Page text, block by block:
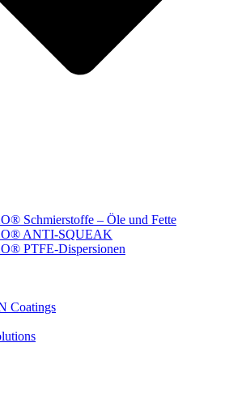
Schmierstoffe – Öle und Fette
ANTI-SQUEAK
PTFE-Dispersionen
Coatings